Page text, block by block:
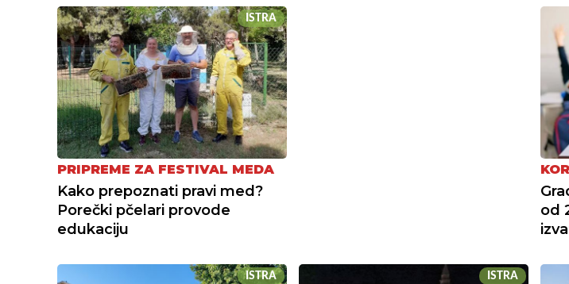
ISTRA
PRIPREME ZA FESTIVAL MEDA
Kako prepoznati pravi med?
Porečki pčelari provode
edukaciju
od
ISTRA ISTRA